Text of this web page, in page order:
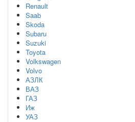
Renault
Saab
Skoda
Subaru
Suzuki
Toyota
Volkswagen
Volvo
АЗЛК
ВАЗ
ГАЗ
Иж
УАЗ